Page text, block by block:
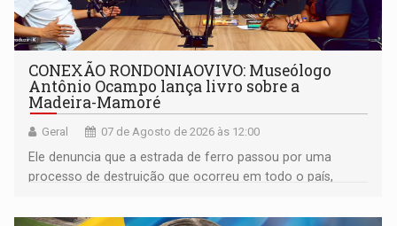
CONEXÃO RONDONIAOVIVO: Museólogo
Antônio Ocampo lança livro sobre a
Madeira-Mamoré
Geral 07 de Agosto de 2026 às 12:00
Ele denuncia que a estrada de ferro passou por uma
processo de destruição que ocorreu em todo o país,